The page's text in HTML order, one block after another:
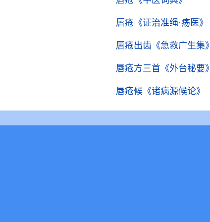
唇疮 《证治准绳·疡医》
唇疮出齿 《急救广生集》
唇疮方三首 《外台秘要》
唇疮候 《诸病源候论》